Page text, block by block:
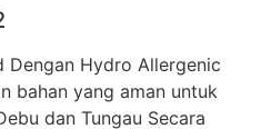
Dengan Hydro Allergenic
bahan yang aman untuk
dan Tungau Secara